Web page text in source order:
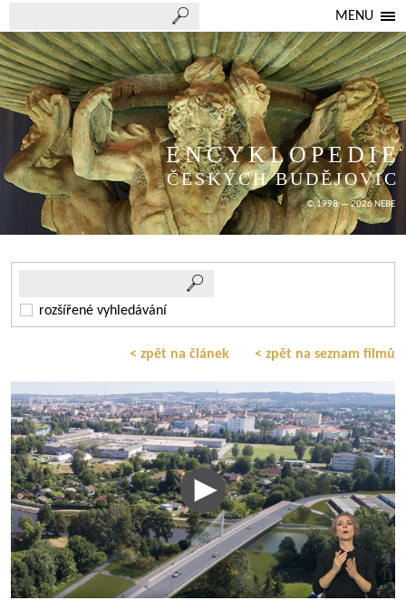
MENU
ENCYKLOPEDIE
ČESKÝCH BUDĚJOVIC
© 1998 — 2026 NEBE
rozšířené vyhledávání
< zpět na článek < zpět na seznam filmů